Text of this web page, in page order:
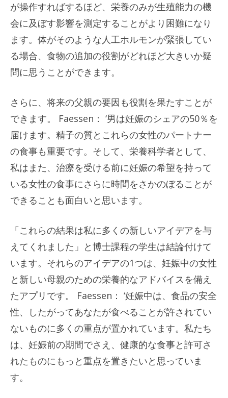
が操作すればするほど、栄養のみが生殖能力の機
会に及ぼす影響を測定することがより困難になり
ます。体がそのような人工ホルモンが緊張してい
る場合、食物の追加の役割がどれほど大きいか疑
問に思うことができます。
さらに、将来の父親の要因も役割を果たすことが
できます。 Faessen： ‘男は妊娠のシェアの50％を
届けます。精子の質とこれらの女性のパートナー
の食事も重要です。そして、栄養科学者として、
私はまた、治療を受ける前に妊娠の希望を持って
いる女性の食事にさらに時間をさかのぼることが
できることも面白いと思います。
「これらの結果は私に多くの新しいアイデアを与
えてくれました」と博士課程の学生は結論付けて
います。それらのアイデアの1つは、妊娠中の女性
と新しい母親のための栄養的なアドバイスを備え
たアプリです。 Faessen： ‘妊娠中は、食品の安全
性、したがってあなたが食べることが許されてい
ないものに多くの重点が置かれています。私たち
は、妊娠前の期間でさえ、健康的な食事と許可さ
れたものにもっと重点を置きたいと思っていま
す。